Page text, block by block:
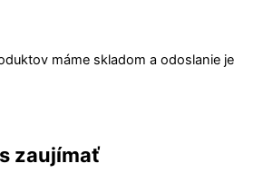
máme skladom a odoslanie je
zaujímať